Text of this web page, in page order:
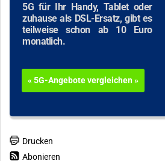
5G für Ihr Handy, Tablet oder
zuhause als DSL-Ersatz, gibt es
teilweise schon ab 10 Euro
monatlich.
« 5G-Angebote vergleichen »
Drucken
Abonieren